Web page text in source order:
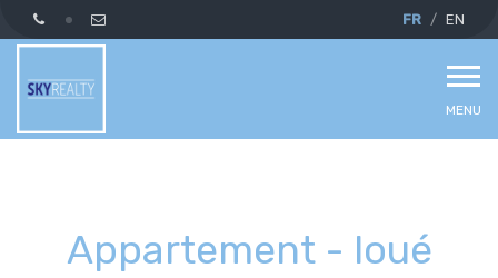
FR EN
MENU
Appartement - loué